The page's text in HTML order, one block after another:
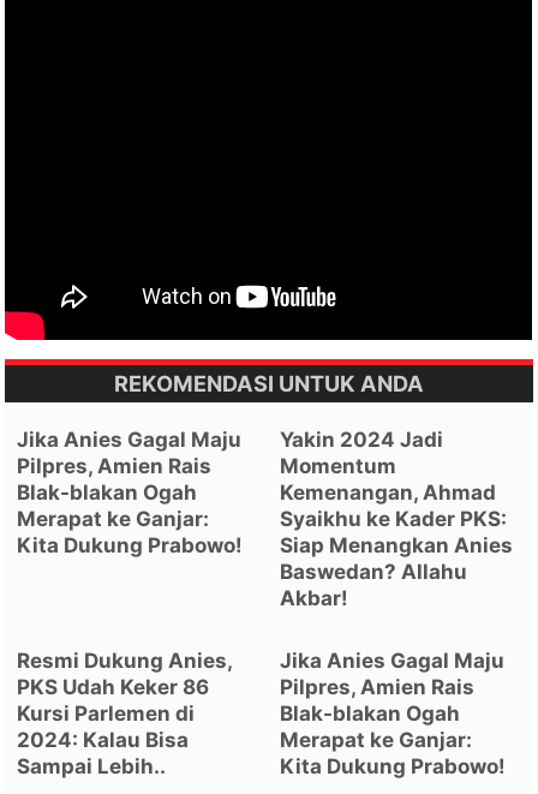
REKOMENDASI UNTUK ANDA
Jika Anies Gagal Maju
Pilpres, Amien Rais
Blak-blakan Ogah
Merapat ke Ganjar:
Kita Dukung Prabowo!
Yakin 2024 Jadi
Momentum
Kemenangan, Ahmad
Syaikhu ke Kader PKS:
Siap Menangkan Anies
Baswedan? Allahu
Akbar!
Resmi Dukung Anies,
PKS Udah Keker 86
Kursi Parlemen di
2024: Kalau Bisa
Sampai Lebih..
Jika Anies Gagal Maju
Pilpres, Amien Rais
Blak-blakan Ogah
Merapat ke Ganjar:
Kita Dukung Prabowo!